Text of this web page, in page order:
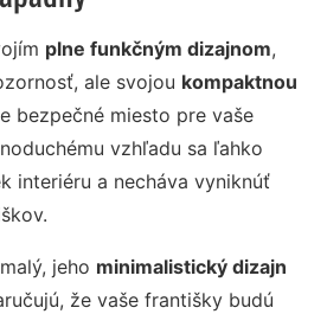
plne funkčným dizajnom,
ale svojou kompaktnou
bezpečné miesto pre vaše
vzhľadu sa ľahko
interiéru a necháva vyniknúť
jeho minimalistický dizajn
že vaše františky budú